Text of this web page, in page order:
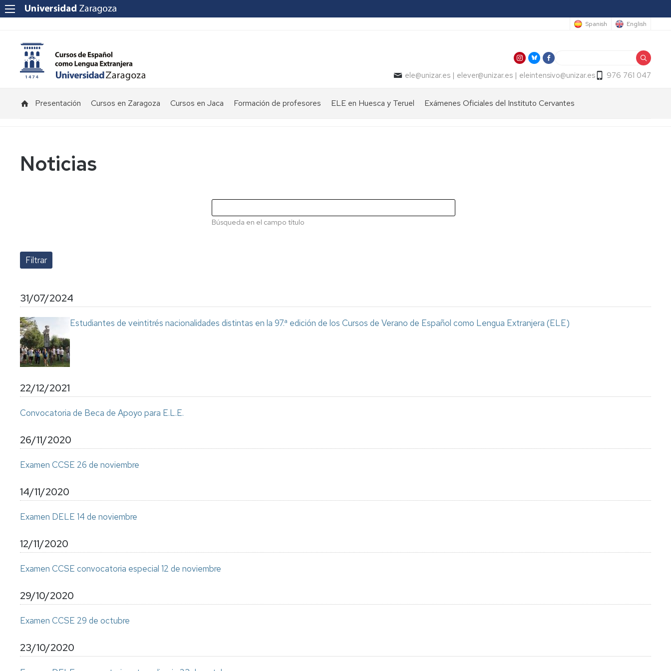
Spanish English
ele@unizar.es | elever@unizar.es | eleintensivo@unizar.es 976 761 047
Presentación Cursos en Zaragoza Cursos en Jaca Formación de profesores ELE en Huesca y Teruel Exámenes Oficiales del Instituto Cervantes
Noticias
Búsqueda en el campo título
31/07/2024
Estudiantes de veintitrés nacionalidades distintas en la 97.ª edición de los Cursos de Verano de Español como Lengua Extranjera (ELE)
22/12/2021
Convocatoria de Beca de Apoyo para E.L.E.
26/11/2020
Examen CCSE 26 de noviembre
14/11/2020
Examen DELE 14 de noviembre
12/11/2020
Examen CCSE convocatoria especial 12 de noviembre
29/10/2020
Examen CCSE 29 de octubre
23/10/2020